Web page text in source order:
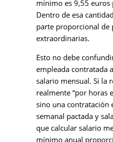
mínimo es 9,55 euros
Dentro de esa
parte proporcional de
extraordinarias.
Esto no debe
empleada contratada
salario mensual. Si la
realmente “por horas
sino una contratación
semanal pactada y
que calcular salario
mínimo anual